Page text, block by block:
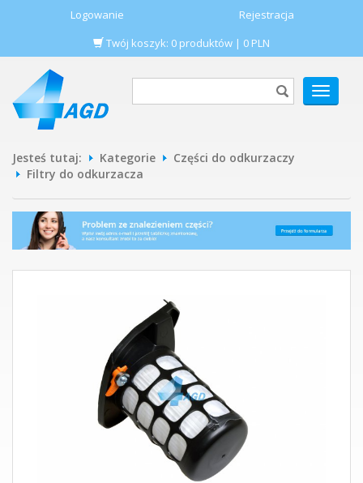
Logowanie
Rejestracja
Twój koszyk: 0 produktów | 0 PLN
POKAŻ
MENU
Jesteś tutaj: Kategorie
Części do odkurzaczy
Filtry do odkurzacza